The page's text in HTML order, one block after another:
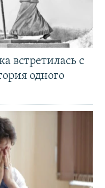
встретилась с
одного